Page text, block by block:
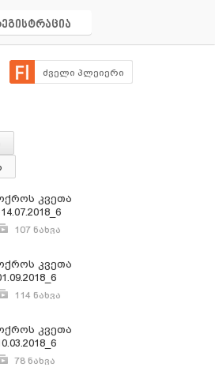
ძველი პლეიერი
კვეთა
107 ნახვა
კვეთა
114 ნახვა
კვეთა
78 ნახვა